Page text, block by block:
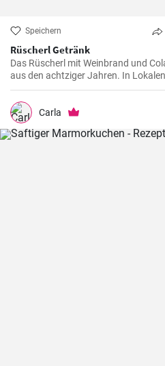
Speichern
Rüscherl Getränk
Das Rüscherl mit Weinbrand und
aus den achtziger Jahren. In
genannt nach dem bekannten
zuhause !
Carla